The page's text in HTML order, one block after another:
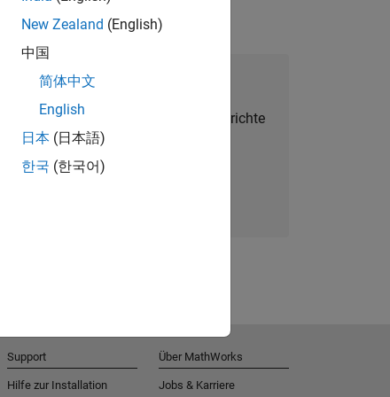
Network beitreten
personalisierte Stellenangebote, Berichte
und Unternehmensneuigkeiten.
New Zealand (English)
中国
简体中文
English
日本 (日本語)
한국 (한국어)
Support
Hilfe zur Installation
Über MathWorks
Jobs & Karriere